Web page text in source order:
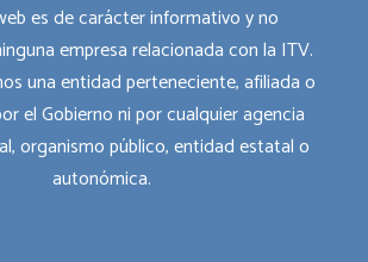
es de carácter informativo y no
empresa relacionada con la ITV.
una entidad perteneciente, afiliada o
el Gobierno ni por cualquier agencia
organismo público, entidad estatal o
autonómica.